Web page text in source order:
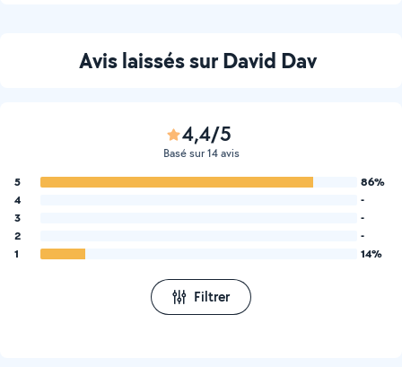
Avis laissés sur David Dav
4,4/5
Basé sur 14 avis
5
86%
4
-
3
-
2
-
1
14%
Filtrer